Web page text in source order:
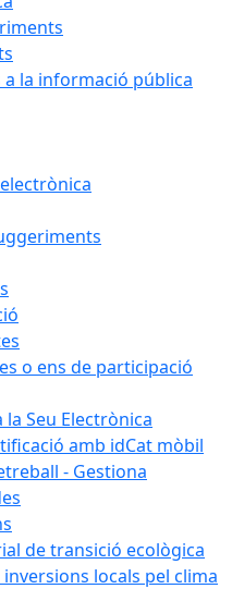
a la informació pública
o ens de participació
la Seu Electrònica
amb idCat mòbil
- Gestiona
de transició ecològica
locals pel clima